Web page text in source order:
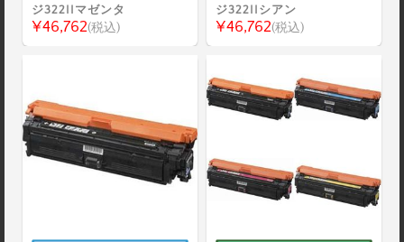
ジ322IIマゼンタ
¥46,762(税込)
ジ322IIシアン
¥46,762(税込)